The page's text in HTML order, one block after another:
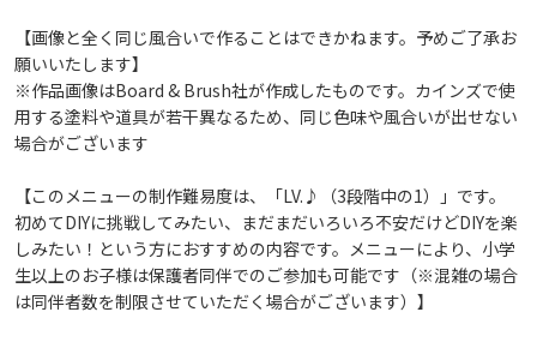
【画像と全く同じ風合いで作ることはできかねます。予めご了承お
願いいたします】
※作品画像はBoard & Brush社が作成したものです。カインズで使
用する塗料や道具が若干異なるため、同じ色味や風合いが出せない
場合がございます
【このメニューの制作難易度は、「LV.♪（3段階中の1）」です。
初めてDIYに挑戦してみたい、まだまだいろいろ不安だけどDIYを楽
しみたい！という方におすすめの内容です。メニューにより、小学
生以上のお子様は保護者同伴でのご参加も可能です（※混雑の場合
は同伴者数を制限させていただく場合がございます）】